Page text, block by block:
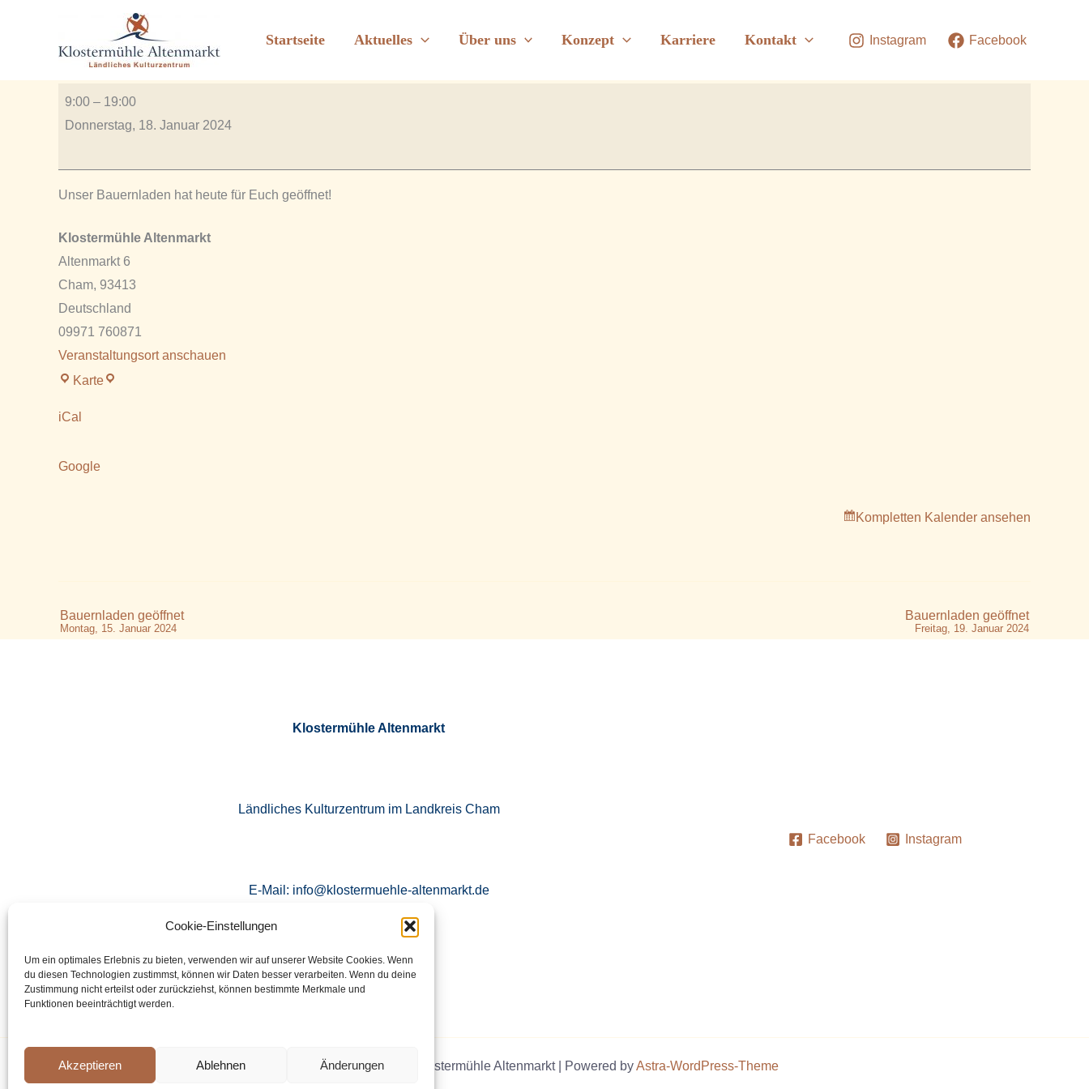
Cookie-Einstellungen
Um ein optimales Erlebnis zu bieten, verwenden wir auf unserer Website Cookies. Wenn
du diesen Technologien zustimmst, können wir Daten besser verarbeiten. Wenn du deine
Zustimmung nicht erteilst oder zurückziehst, können bestimmte Merkmale und
Funktionen beeinträchtigt werden.
Akzeptieren Ablehnen Änderungen
Startseite Aktuelles Über uns Konzept Karriere Kontakt Instagram Facebook
Bauernladen geöffnet
VonRauscher_2606/Juli 12, 2023
Bauernladen
geöffnet
9:00 – 19:00
Donnerstag, 18. Januar 2024
Unser Bauernladen hat heute für Euch geöffnet!
Klostermühle Altenmarkt
Altenmarkt 6
Cham, 93413
Deutschland
09971 760871
Veranstaltungsort anschauen
KarteKlostermühle
iCal
Google
Kompletten Kalender ansehen
Bauernladen geöffnet
Montag, 15. Januar 2024
Bauernladen geöffnet
Freitag, 19. Januar 2024
Klostermühle Altenmarkt
Ländliches Kulturzentrum im Landkreis Cham
E-Mail: info@klostermuehle-altenmarkt.de
Tel.: 09971 760871
Facebook Instagram
Copyright © 2026 Klostermühle Altenmarkt | Powered byAstra-WordPress-Theme